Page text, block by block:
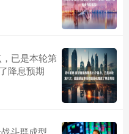
已是本轮第
降息预期
斗群成型，